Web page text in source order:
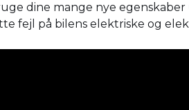
dine mange nye
fejl på bilens elektriske og